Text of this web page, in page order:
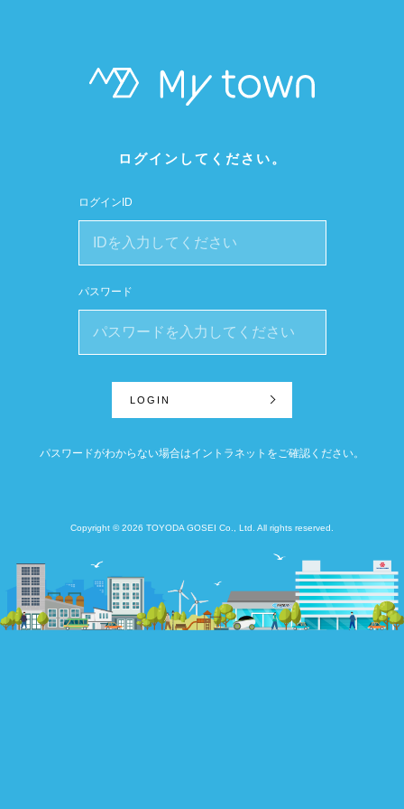
ログインしてください。
ログインID
パスワード
パスワードがわからない場合はイントラネットをご確認ください。
Copyright © 2026 TOYODA GOSEI Co., Ltd. All rights reserved.